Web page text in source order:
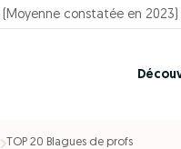
(Moyenne constatée en 2023)
TOP 20 Blagues de profs